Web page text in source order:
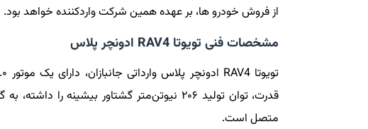
از فروش خودرو ها، بر عهده همین شرکت واردکننده خواهد بود.
مشخصات فنی تویوتا RAV4 ادونچر پلاس
متصل است.